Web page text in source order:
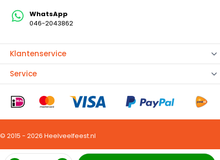
Aantal
Klantenservice
Service
WhatsApp
046-2043862
© 2015 - 2026 Heelveelfeest.nl